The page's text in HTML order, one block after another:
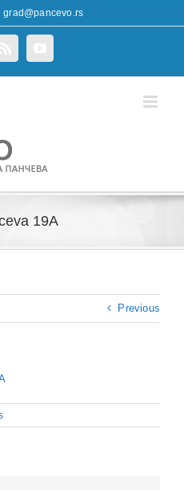
grad@pancevo.rs
19A
Previous